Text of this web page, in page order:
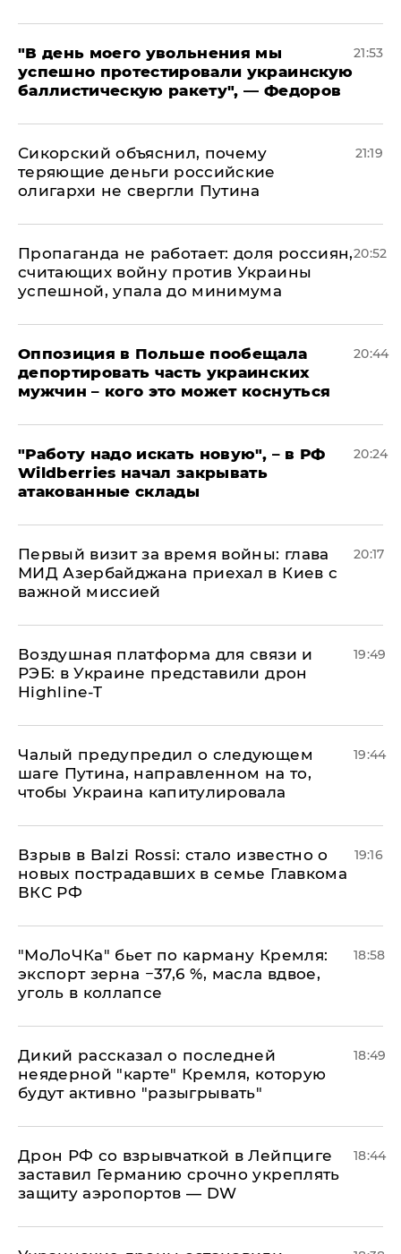
​"В день моего увольнения мы
успешно протестировали украинскую
баллистическую ракету", — Федоров
21:53
Сикорский объяснил, почему
теряющие деньги российские
олигархи не свергли Путина
21:19
​Пропаганда не работает: доля россиян,
считающих войну против Украины
успешной, упала до минимума
20:52
Оппозиция в Польше пообещала
депортировать часть украинских
мужчин – кого это может коснуться
20:44
"Работу надо искать новую", – в РФ
Wildberries начал закрывать
атакованные склады
20:24
Первый визит за время войны: глава
МИД Азербайджана приехал в Киев с
важной миссией
20:17
Воздушная платформа для связи и
РЭБ: в Украине представили дрон
Highline-T
19:49
Чалый предупредил о следующем
шаге Путина, направленном на то,
чтобы Украина капитулировала
19:44
Взрыв в Balzi Rossi: стало известно о
новых пострадавших в семье Главкома
ВКС РФ
19:16
​"МоЛоЧКа" бьет по карману Кремля:
экспорт зерна −37,6 %, масла вдвое,
уголь в коллапсе
18:58
Дикий рассказал о последней
неядерной "карте" Кремля, которую
будут активно "разыгрывать"
18:49
​Дрон РФ со взрывчаткой в Лейпциге
заставил Германию срочно укреплять
защиту аэропортов — DW
18:44